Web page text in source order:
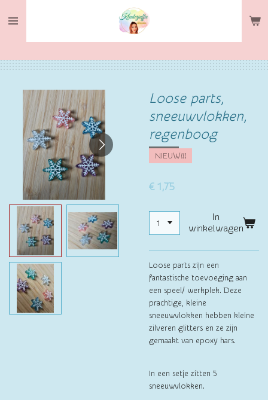
direct
hoofdinhoud
Loose parts,
sneeuwvlokken,
regenboog
NIEUW!!!
€ 1,75
In
winkelwagen
Loose parts zijn een
fantastische toevoeging aan
een speel/ werkplek. Deze
prachtige, kleine
sneeuwvlokken hebben kleine
zilveren glitters en ze zijn
gemaakt van epoxy hars.
In een setje zitten 5
sneeuwvlokken.